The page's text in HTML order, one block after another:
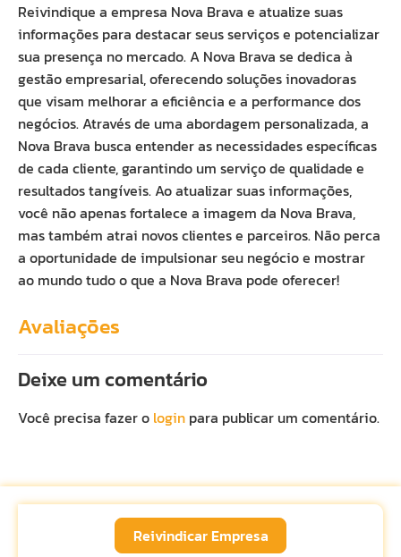
Reivindique a empresa Nova Brava e atualize suas
informações para destacar seus serviços e potencializar
sua presença no mercado. A Nova Brava se dedica à
gestão empresarial, oferecendo soluções inovadoras
que visam melhorar a eficiência e a performance dos
negócios. Através de uma abordagem personalizada, a
Nova Brava busca entender as necessidades específicas
de cada cliente, garantindo um serviço de qualidade e
resultados tangíveis. Ao atualizar suas informações,
você não apenas fortalece a imagem da Nova Brava,
mas também atrai novos clientes e parceiros. Não perca
a oportunidade de impulsionar seu negócio e mostrar
ao mundo tudo o que a Nova Brava pode oferecer!
Avaliações
Deixe um comentário
Você precisa fazer o login para publicar um comentário.
Reivindicar Empresa